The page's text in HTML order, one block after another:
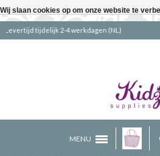
Gratis
MENU
Wij slaan cookies op om onze website te